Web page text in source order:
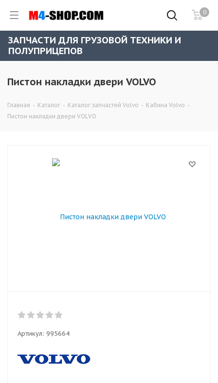
0
ЗАПЧАСТИ ДЛЯ ГРУЗОВОЙ ТЕХНИКИ И
ПОЛУПРИЦЕПОВ
Пистон накладки двери VOLVO
Главная - Каталог - Каталог запчастей Volvo - Кабина Volvo -
Пистон накладки двери VOLVO
Артикул: 995664